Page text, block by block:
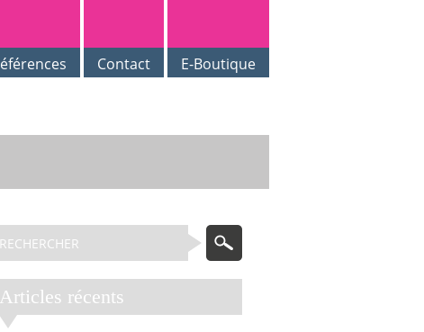
Références Contact E-Boutique
Articles récents